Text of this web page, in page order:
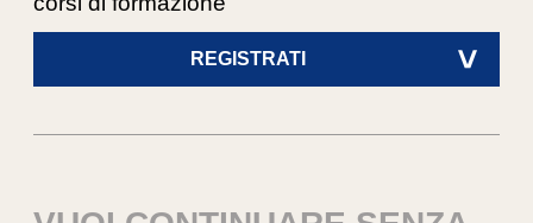
REGISTRATI >